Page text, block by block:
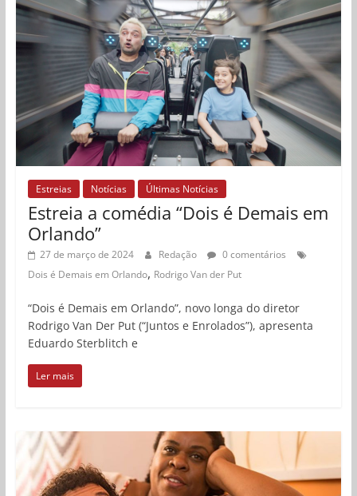
Estreias Notícias Últimas Notícias
Estreia a comédia “Dois é Demais em
Orlando”
27 de março de 2024 Redação
0 comentários
Dois é Demais em Orlando, Rodrigo Van der Put
“Dois é Demais em Orlando”, novo longa do diretor
Rodrigo Van Der Put (“Juntos e Enrolados”), apresenta
Eduardo Sterblitch e
Ler mais